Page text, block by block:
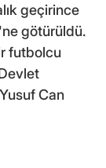
geçirince
götürüldü.
futbolcu
Can